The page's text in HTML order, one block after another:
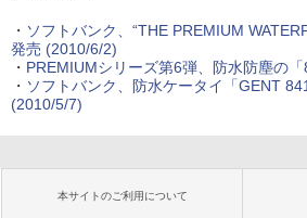
・ ソフトバンク、“THE PREMIUM
発売 (2010/6/2)
・ PREMIUMシリーズ第6弾、防水防塵の「
・ ソフトバンク、防水ケータイ「GENT
(2010/5/7)
本サイトのご利用について